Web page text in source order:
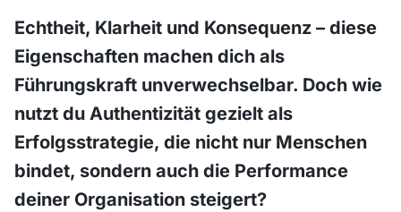
Echtheit, Klarheit und Konsequenz – diese
Eigenschaften machen dich als
Führungskraft unverwechselbar. Doch wie
nutzt du Authentizität gezielt als
Erfolgsstrategie, die nicht nur Menschen
bindet, sondern auch die Performance
deiner Organisation steigert?